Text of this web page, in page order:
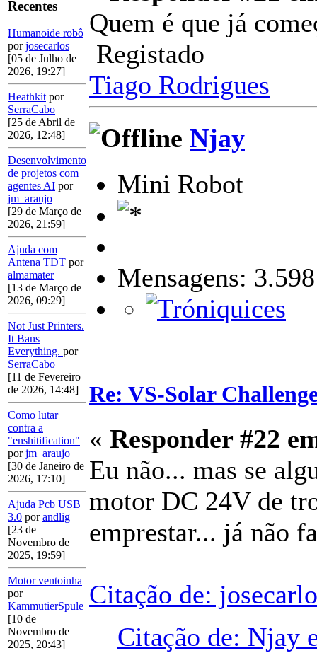
Recentes
Humanoide robô
porjosecarlos
[05 de Julho de
2026, 19:27]
Heathkit por
SerraCabo
[25 de Abril de
2026, 12:48]
Desenvolvimento
de projetos com
agentes AI por
jm_araujo
[29 de Março de
2026, 21:59]
Ajuda com
Antena TDT por
almamater
[13 de Março de
2026, 09:29]
Not Just Printers.
It Bans
Everything. por
SerraCabo
[11 de Fevereiro
de 2026, 14:48]
Como lutar
contra a
"enshitification"
porjm_araujo
[30 de Janeiro de
2026, 17:10]
Ajuda Pcb USB
3.0 porandlig
[23 de
Novembro de
2025, 19:59]
Motor ventoinha
por
KammutierSpule
[10 de
Novembro de
2025, 20:43]
Quem é que já
Registado
Tiago Rodrigues
Njay
Mini Robot
Mensagens: 3.598
Re: VS-Solar
« Responder #22
Eu não... mas se
motor DC 24V de
emprestar... já não
Citação de:
Citação de: Njay